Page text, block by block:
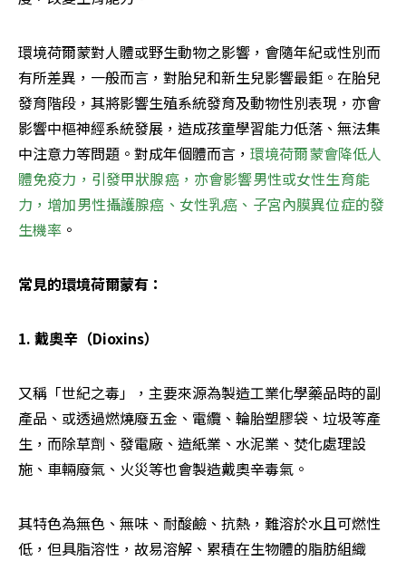
環境荷爾蒙對人體或野生動物之影響，會隨年紀或性別而
有所差異，一般而言，對胎兒和新生兒影響最鉅。在胎兒
發育階段，其將影響生殖系統發育及動物性別表現，亦會
影響中樞神經系統發展，造成孩童學習能力低落、無法集
中注意力等問題。對成年個體而言， 環境荷爾蒙會降低人
體免疫力，引發甲狀腺癌，亦會影響男性或女性生育能
力，增加男性攝護腺癌、女性乳癌、子宮內膜異位症的發
生機率 。
常見的環境荷爾蒙有：
1. 戴奧辛（Dioxins）
又稱「世紀之毒」，主要來源為製造工業化學藥品時的副
產品、或透過燃燒廢五金、電纜、輪胎塑膠袋、垃圾等產
生，而除草劑、發電廠、造紙業、水泥業、焚化處理設
施、車輛廢氣、火災等也會製造戴奧辛毒氣。
其特色為無色、無味、耐酸鹼、抗熱，難溶於水且可燃性
低，但具脂溶性，故易溶解、累積在生物體的脂肪組織